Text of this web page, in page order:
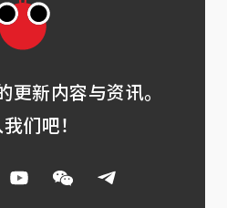
更新内容与资讯。
们吧！